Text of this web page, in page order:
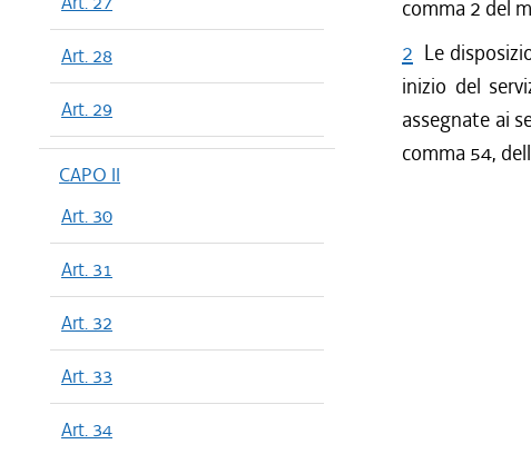
Art. 28
Art. 29
CAPO II
Art. 30
Art. 31
Art. 32
Art. 33
Art. 34
comma 2 del
2 Le
inizio del
assegnate ai
comma 54,